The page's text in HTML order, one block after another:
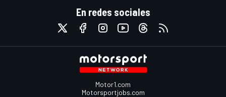
En redes sociales
Motor1.com
Motorsportjobs.com